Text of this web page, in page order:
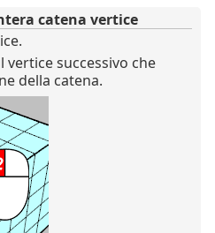
catena vertice
vertice successivo che
della catena.